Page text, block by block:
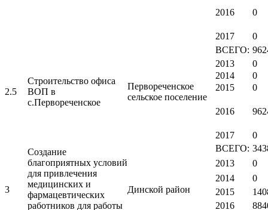
2016 0
2017 0
2.5
Строительство офиса
ВОП в
с.Первореченское
Первореченское
сельское поселение
ВСЕГО:
2013
0
2014
0
2015
0
2016
2017 0
3
Создание
благоприятных условий
для привлечения
медицинских и
фармацевтических
работников для работы
Динской район
ВСЕГО:
2013
0
2014
0
2015
2016